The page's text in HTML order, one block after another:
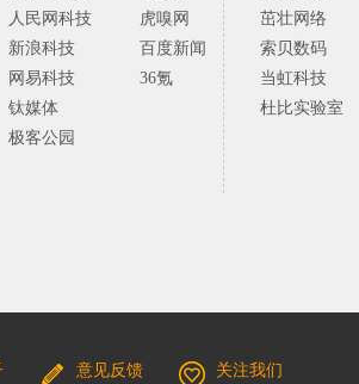
人民网科技
虎嗅网
新浪科技
百度新闻
网易科技
36氪
钛媒体
极客公园
茁壮网络
索贝数码
当虹科技
杜比实验室
意见反馈 关注我们